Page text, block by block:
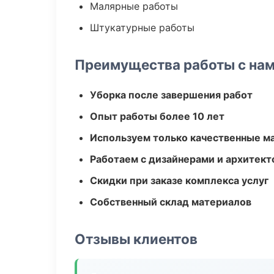
Малярные работы
Штукатурные работы
Преимущества работы с
Уборка после завершения работ
Опыт работы более 10 лет
Используем только качественные
Работаем с дизайнерами и
Скидки при заказе комплекса услуг
Собственный склад материалов
Отзывы клиентов